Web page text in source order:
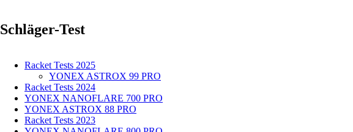
Schläger-Test
Racket Tests 2025
YONEX ASTROX 99 PRO
Racket Tests 2024
YONEX NANOFLARE 700 PRO
YONEX ASTROX 88 PRO
Racket Tests 2023